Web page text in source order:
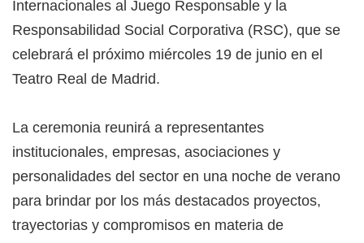
Internacionales al Juego Responsable y la
Responsabilidad Social Corporativa (RSC), que se
celebrará el próximo miércoles 19 de junio en el
Teatro Real de Madrid.
La ceremonia reunirá a representantes
institucionales, empresas, asociaciones y
personalidades del sector en una noche de verano
para brindar por los más destacados proyectos,
trayectorias y compromisos en materia de